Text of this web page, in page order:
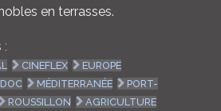
en terrasses.
:
CINEFLEX
EUROPE
MÉDITERRANÉE
PORT-
ROUSSILLON
AGRICULTURE